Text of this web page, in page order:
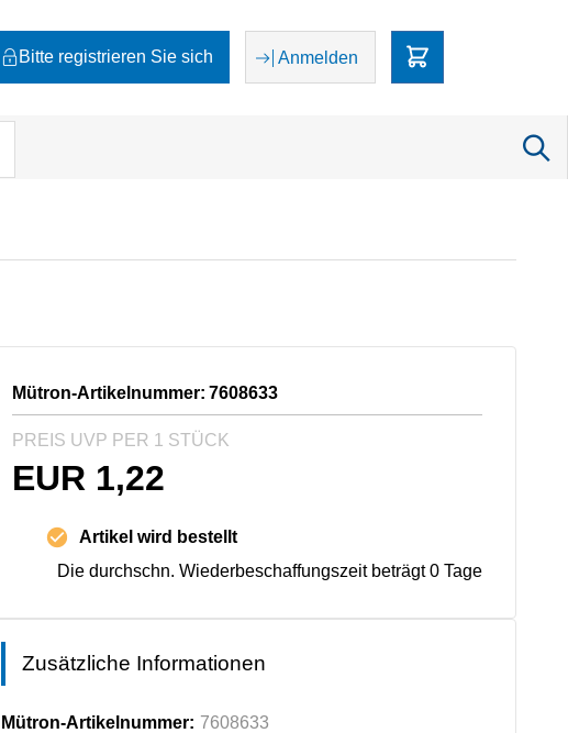
Bitte registrieren Sie sich Anmelden
Zusätzliche Informationen
Mütron-Artikelnummer: 7608633
Mütron-Artikelnummer: 7608633
PREIS UVP PER 1 STÜCK
EUR 1,22
Artikel wird bestellt
Die durchschn. Wiederbeschaffungszeit beträgt 0 Tage